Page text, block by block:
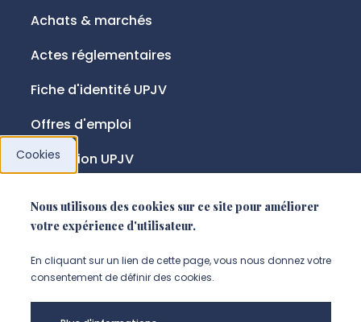
Achats & marchés
Actes réglementaires
Fiche d'identité UPJV
Offres d'emploi
Fondation UPJV
NOUS SUIVRE
Suivez-nous sur instagram
Suivez-nous sur linkedin
Suivez-nous sur
Cookies
Nous utilisons des cookies sur ce site pour améliorer
votre expérience d'utilisateur.
En cliquant sur un lien de cette page, vous nous donnez votre
consentement de définir des cookies.